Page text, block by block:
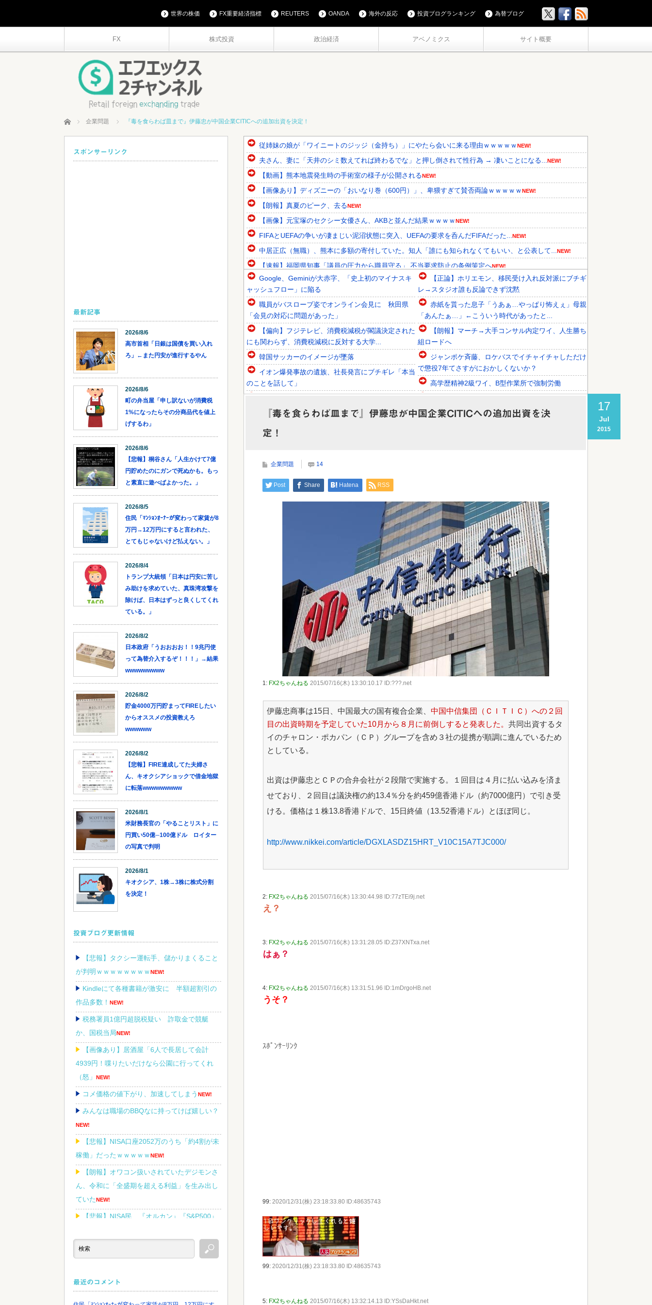
FX 株式投資 政治経済 アベノミクス サイト概要
世界の株価 FX重要経済指標 REUTERS OANDA 海外の反応 投資ブログランキング 為替ブログ
ホーム 企業問題 『毒を食らわば皿まで』伊藤忠が中国企業CITICへの追加出資を決定！
従姉妹の娘が「ワイニートのジッジ（金持ち）」にやたら会いに来る理由ｗｗｗｗｗNEW!
夫さん、妻に「天井のシミ数えてれば終わるでな」と押し倒されて性行為 → 凄いことになる... NEW!
【動画】熊本地震発生時の手術室の様子が公開されるNEW!
【画像あり】ディズニーの「おいなり巻（600円）」、卑猥すぎて賛否両論ｗｗｗｗｗNEW!
【朗報】真夏のピーク、去るNEW!
【画像】元宝塚のセクシー女優さん、AKBと並んだ結果ｗｗｗｗNEW!
FIFAとUEFAの争いが凄まじい泥沼状態に突入、UEFAの要求を呑んだFIFAだった... NEW!
中居正広（無職）、熊本に多額の寄付していた。知人「誰にも知られなくてもいい、と公表して... NEW!
【速報】福岡県知事「議員の圧力から職員守る」 不当要求防止の条例策定へNEW!
韓国人「韓国代表がロンドン五輪銅メダル剥奪の危機！海外メディアが『時効の壁を越えてIO...NEW!
韓国人「韓国に10年間の出場権剥奪や過去ワールドカップ、オリンピック予選の記録削除を要...
韓国人「東南アジア各国が韓国サッカー協会による日本人や外国人審判接待を報道！」→「信頼...
Powered by livedoor 相互RSS
Google、Geminiが大赤字、「史上初のマイナスキ
ャッシュフロー」に陥る
職員がバスローブ姿でオンライン会見に 秋田県
「会見の対応に問題があった」
【偏向】フジテレビ、消費税減税が閣議決定された
にも関わらず、消費税減税に反対する大学...
韓国サッカーのイメージが墜落
イオン爆発事故の遺族、社長発言にブチギレ「本当
のことを話して」
2881億円の債務超過
てくれないとこうなっちゃうけどどうする...
Powered by livedoor 相互RSS
【正論】ホリエモン、移民受け入れ反対派にブチギ
レ→スタジオ誰も反論できず沈黙
赤紙を貰った息子「うあぁ…やっぱり怖えぇ」母親
「あんたぁ…」←こういう時代があったと...
【朗報】マーチ→大手コンサル内定ワイ、人生勝ち
組ロードへ
ジャンポケ斉藤、ロケバスでイチャイチャしただけ
で懲役7年てさすがにおかしくないか？
高学歴精神2級ワイ、B型作業所で強制労働
か
17
Jul
2015
『毒を食らわば皿まで』伊藤忠が中国企業CITICへの追加出資を決
定！
企業問題 14
Post Share Hatena RSS
1: FX2ちゃんねる 2015/07/16(木) 13:30:10.17 ID:???.net
伊藤忠商事は15日、中国最大の国有複合企業、 中国中信集団（ＣＩＴＩＣ）への２回
目の出資時期を予定していた10月から８月に前倒しすると発表した。 共同出資するタ
イのチャロン・ポカパン（ＣＰ）グループを含め３社の提携が順調に進んでいるため
としている。
出資は伊藤忠とＣＰの合弁会社が２段階で実施する。１回目は４月に払い込みを済ま
せており、２回目は議決権の約13.4％分を約459億香港ドル（約7000億円）で引き受
ける。価格は１株13.8香港ドルで、15日終値（13.52香港ドル）とほぼ同じ。
http://www.nikkei.com/article/DGXLASDZ15HRT_V10C15A7TJC000/
2: FX2ちゃんねる 2015/07/16(木) 13:30:44.98 ID:77zTEi9j.net
え？
3: FX2ちゃんねる 2015/07/16(木) 13:31:28.05 ID:Z37XNTxa.net
はぁ？
4: FX2ちゃんねる 2015/07/16(木) 13:31:51.96 ID:1mDrgoHB.net
うそ？
ｽﾎﾟﾝｻｰﾘﾝｸ
99: 2020/12/31(株) 23:18:33.80 ID:48635743
99: 2020/12/31(株) 23:18:33.80 ID:48635743
5: FX2ちゃんねる 2015/07/16(木) 13:32:14.13 ID:YSsDaHkt.net
スポンサーリンク
最新記事
2026/8/6
高市首相「日銀は国債を買い入れ
ろ」←また円安が進行するやん
2026/8/6
町の弁当屋「申し訳ないが消費税
1%になったらその分商品代を値上
げするわ」
2026/8/6
【悲報】桐谷さん「人生かけて7億
円貯めたのにガンで死ぬかも。もっ
と素直に遊べばよかった。」
2026/8/5
住民「ﾏﾝｼｮﾝｵｰﾅｰが変わって家賃が8
万円→12万円にすると言われた、
とてもじゃないけど払えない。」
2026/8/4
トランプ大統領「日本は円安に苦し
み助けを求めていた、真珠湾攻撃を
除けば、日本はずっと良くしてくれ
ている。」
2026/8/2
日本政府「うおおおお！！9兆円使
って為替介入するぞ！！！」→結果
wwwwwwwww
2026/8/2
貯金4000万円貯まってFIREしたい
からオススメの投資教えろ
wwwwww
2026/8/2
【悲報】FIRE達成してた夫婦さ
ん、キオクシアショックで借金地獄
に転落wwwwwwwww
2026/8/1
米財務長官の「やることリスト」に
円買い50億─100億ドル ロイター
の写真で判明
2026/8/1
キオクシア、1株→3株に株式分割
を決定！
投資ブログ更新情報
【悲報】タクシー運転手、儲かりまくること
が判明ｗｗｗｗｗｗｗｗNEW!
Kindleにて各種書籍が激安に 半額超割引の
作品多数！ NEW!
税務署員1億円超脱税疑い 詐取金で競艇
か、国税当局NEW!
【画像あり】居酒屋「6人で長居して会計
4939円！喋りたいだけなら公園に行ってくれ
（怒」
NEW!
コメ価格の値下がり、加速してしまう NEW!
みんなは職場のBBQなに持ってけば嬉しい？
NEW!
【悲報】NISA口座2052万のうち「約4割が未
稼働」だったｗｗｗｗｗNEW!
【朗報】オワコン扱いされていたデジモンさ
ん、令和に「全盛期を超える利益」を生み出し
ていたNEW!
【悲報】NISA民、『オルカン』『S&P500』
Powered by livedoor 相互RSS
最近のコメント